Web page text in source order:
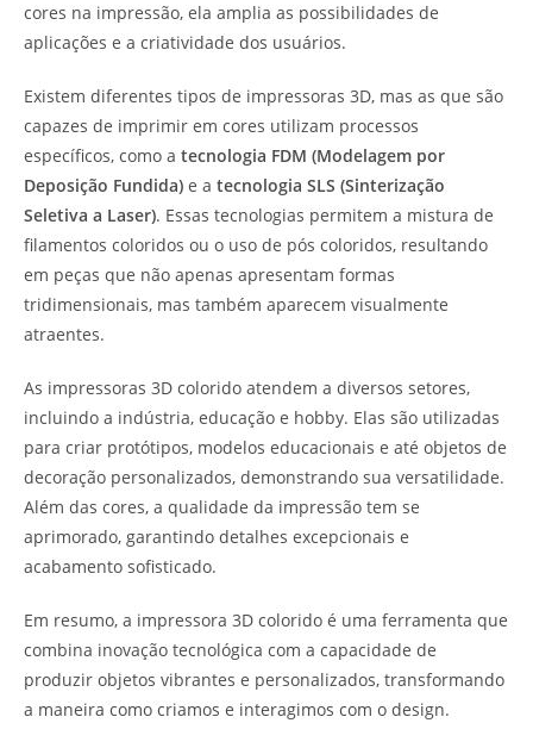
cores na impressão, ela amplia as possibilidades de
aplicações e a criatividade dos usuários.
Existem diferentes tipos de impressoras 3D, mas as que são
capazes de imprimir em cores utilizam processos
específicos, como a tecnologia FDM (Modelagem por
Deposição Fundida) e a tecnologia SLS (Sinterização
Seletiva a Laser). Essas tecnologias permitem a mistura de
filamentos coloridos ou o uso de pós coloridos, resultando
em peças que não apenas apresentam formas
tridimensionais, mas também aparecem visualmente
atraentes.
As impressoras 3D colorido atendem a diversos setores,
incluindo a indústria, educação e hobby. Elas são utilizadas
para criar protótipos, modelos educacionais e até objetos de
decoração personalizados, demonstrando sua versatilidade.
Além das cores, a qualidade da impressão tem se
aprimorado, garantindo detalhes excepcionais e
acabamento sofisticado.
Em resumo, a impressora 3D colorido é uma ferramenta que
combina inovação tecnológica com a capacidade de
produzir objetos vibrantes e personalizados, transformando
a maneira como criamos e interagimos com o design.